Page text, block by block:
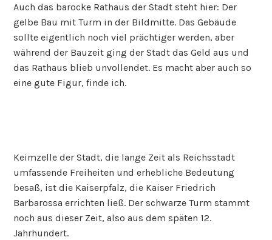
Auch das barocke Rathaus der Stadt steht hier: Der
gelbe Bau mit Turm in der Bildmitte. Das Gebäude
sollte eigentlich noch viel prächtiger werden, aber
während der Bauzeit ging der Stadt das Geld aus und
das Rathaus blieb unvollendet. Es macht aber auch so
eine gute Figur, finde ich.
Keimzelle der Stadt, die lange Zeit als Reichsstadt
umfassende Freiheiten und erhebliche Bedeutung
besaß, ist die Kaiserpfalz, die Kaiser Friedrich
Barbarossa errichten ließ. Der schwarze Turm stammt
noch aus dieser Zeit, also aus dem späten 12.
Jahrhundert.